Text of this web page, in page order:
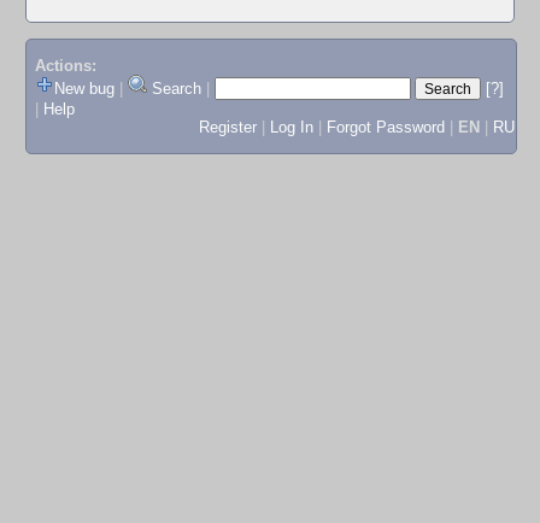
Actions:
New bug
Search
[?]
Help
Register
Log In Forgot Password EN RU